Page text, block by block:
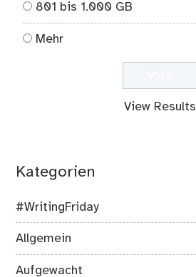
801 bis 1.000 GB
Mehr
View Results
Kategorien
#WritingFriday
Allgemein
Aufgewacht